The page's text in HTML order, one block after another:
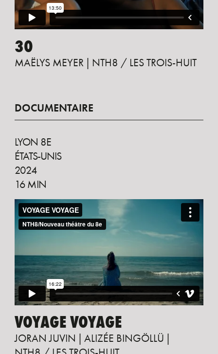
30
MAËLYS MEYER NTH8 / LES TROIS-HUIT
DOCUMENTAIRE
LYON 8E
ÉTATS-UNIS
2024
16 MIN
VOYAGE VOYAGE
JORAN JUVIN
ALIZÉE BINGÖLLÜ